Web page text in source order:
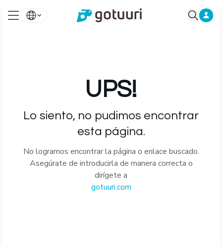
UPS!
Lo siento, no pudimos encontrar
esta página.
No logramos encontrar la página o enlace buscado.
Asegúrate de introducirla de manera correcta o
dirígete a
gotuuri.com